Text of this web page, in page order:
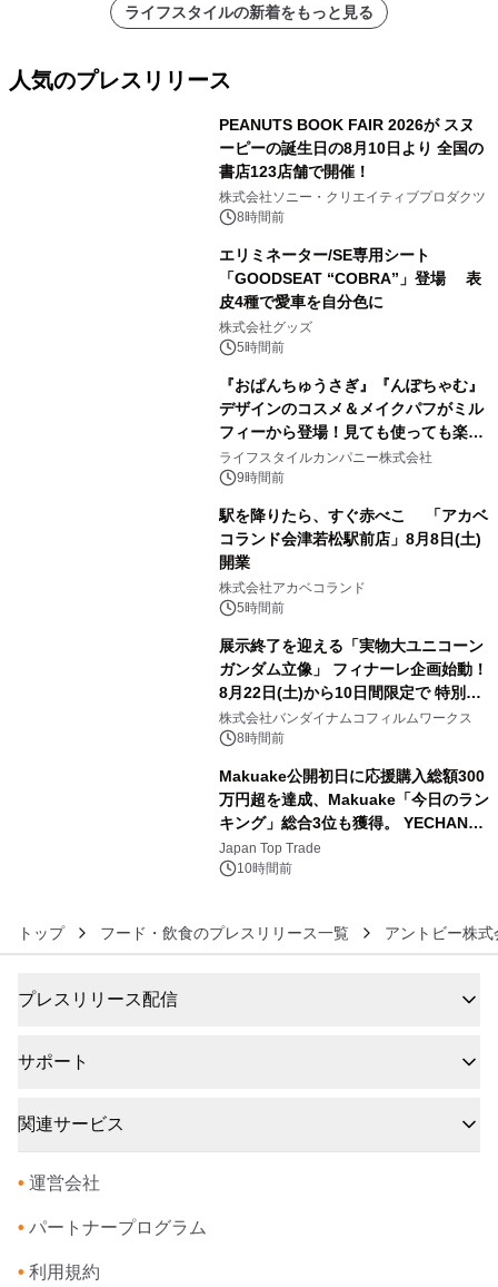
ライフスタイルの新着をもっと見る
人気のプレスリリース
PEANUTS BOOK FAIR 2026が スヌ
ーピーの誕生日の8月10日より 全国の
書店123店舗で開催！
株式会社ソニー・クリエイティブプロダクツ
8時間前
エリミネーター/SE専用シート
「GOODSEAT “COBRA”」登場 表
皮4種で愛車を自分色に
株式会社グッズ
5時間前
『おぱんちゅうさぎ』『んぽちゃむ』
デザインのコスメ＆メイクパフがミル
フィーから登場！見ても使っても楽し
い、ポップでキュートなコレクショ
ン。
ライフスタイルカンパニー株式会社
9時間前
駅を降りたら、すぐ赤べこ 「アカベ
コランド会津若松駅前店」8月8日(土)
開業
株式会社アカベコランド
5時間前
展示終了を迎える「実物大ユニコーン
ガンダム立像」 フィナーレ企画始動！
8月22日(土)から10日間限定で 特別映
像『UNICORN GUNDAM Statue ―
BEYOND POSSIBILITY ―』を上映！
株式会社バンダイナムコフィルムワークス
8時間前
Makuake公開初日に応援購入総額300
万円超を達成、Makuake「今日のラン
キング」総合3位も獲得。 YECHAN音
浴シンギングボウル第2弾の大型サイ
ズ（XL・2XL・3XL）を先行販売中
Japan Top Trade
10時間前
トップ フード・飲食のプレスリリース一覧 アントビー株式
プレスリリース配信
サポート
関連サービス
• 運営会社
• パートナープログラム
• 利用規約